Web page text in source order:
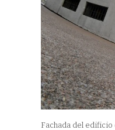
Fachada del edificio